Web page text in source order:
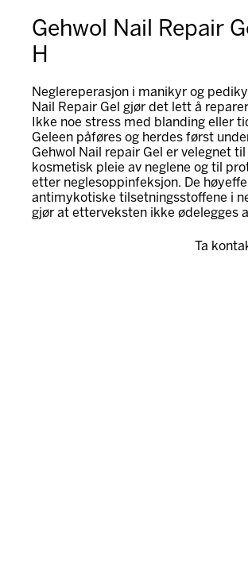
Gehwol Nail Repair
H
Neglereperasjon i manikyr og
Nail Repair Gel gjør det lett å
Ikke noe stress med blanding eller
Geleen påføres og herdes først
Gehwol Nail repair Gel er velegnet til
kosmetisk pleie av neglene og til
etter neglesoppinfeksjon. De
antimykotiske tilsetningsstoffene i
gjør at etterveksten ikke ødelegges
Ta